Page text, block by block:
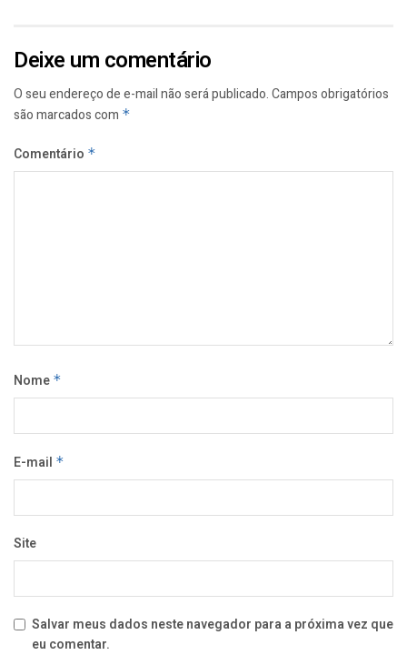
Deixe um comentário
O seu endereço de e-mail não será publicado.Campos obrigatórios
são marcados com *
Comentário *
Nome *
E-mail *
Site
Salvar meus dados neste navegador para a próxima vez que
eu comentar.